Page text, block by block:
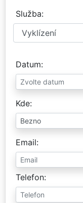
Služba
Datum
Kde
Email
Telefon